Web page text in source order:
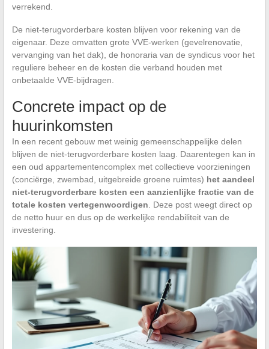
verrekend.
De niet-terugvorderbare kosten blijven voor rekening van de
eigenaar. Deze omvatten grote VVE-werken (gevelrenovatie,
vervanging van het dak), de honoraria van de syndicus voor het
reguliere beheer en de kosten die verband houden met
onbetaalde VVE-bijdragen.
Concrete impact op de
huurinkomsten
In een recent gebouw met weinig gemeenschappelijke delen
blijven de niet-terugvorderbare kosten laag. Daarentegen kan in
een oud appartementencomplex met collectieve voorzieningen
(conciërge, zwembad, uitgebreide groene ruimtes) het aandeel
niet-terugvorderbare kosten een aanzienlijke fractie van de
totale kosten vertegenwoordigen . Deze post weegt direct op
de netto huur en dus op de werkelijke rendabiliteit van de
investering.